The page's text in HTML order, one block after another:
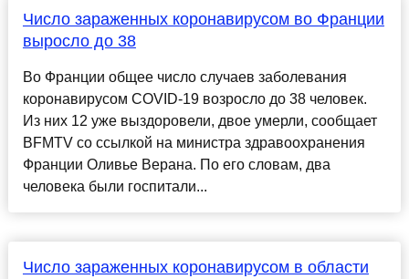
Число зараженных коронавирусом во Франции
выросло до 38
Во Франции общее число случаев заболевания
коронавирусом COVID-19 возросло до 38 человек.
Из них 12 уже выздоровели, двое умерли, сообщает
BFMTV со ссылкой на министра здравоохранения
Франции Оливье Верана. По его словам, два
человека были госпитали...
Число зараженных коронавирусом в области